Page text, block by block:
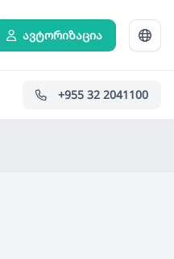
ავტორიზაცია
+955 32 2041100